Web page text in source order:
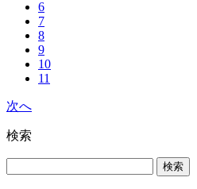
6
7
8
9
10
11
次へ
検索